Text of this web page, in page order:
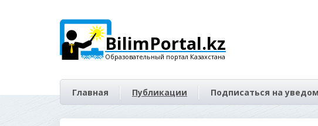
BilimPortal.kz
Образовательный портал Казахстана
Главная Публикации Подписаться на